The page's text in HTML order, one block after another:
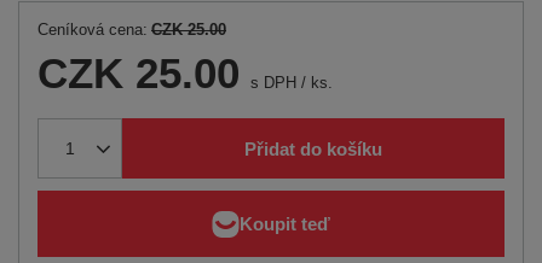
Ceníková cena: CZK 25.00
CZK 25.00 s DPH / ks.
Přidat do košíku